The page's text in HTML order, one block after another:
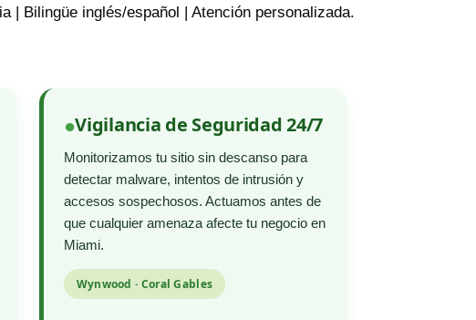
| Bilingüe inglés/español | Atención personalizada.
Vigilancia de Seguridad 24/7
Monitorizamos tu sitio sin descanso para
detectar malware, intentos de intrusión y
accesos sospechosos. Actuamos antes de
que cualquier amenaza afecte tu negocio en
Miami.
Wynwood · Coral Gables